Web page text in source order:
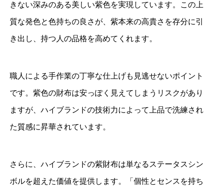
きない深みのある美しい紫色を実現しています。この上
質な発色と色持ちの良さが、紫本来の高貴さを存分に引
き出し、持つ人の品格を高めてくれます。
職人による手作業の丁寧な仕上げも見逃せないポイント
です。紫色の財布は安っぽく見えてしまうリスクがあり
ますが、ハイブランドの技術力によって上品で洗練され
た質感に昇華されています。
さらに、ハイブランドの紫財布は単なるステータスシン
ボルを超えた価値を提供します。「個性とセンスを持ち